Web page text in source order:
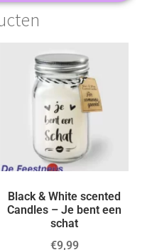
Black & White scented
Candles – Je bent een
schat
€9,99